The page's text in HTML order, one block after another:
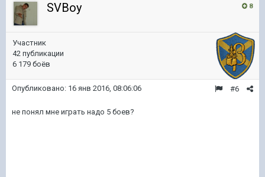
8
SVBoy
Участник
42 публикации
6 179 боёв
#6
Опубликовано: 16 янв 2016, 08:06:06
не понял мне играть надо 5 боев?